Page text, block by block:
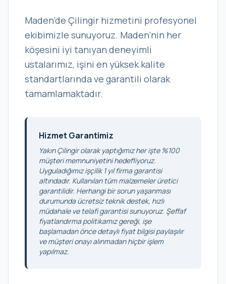
Maden’de Çilingir hizmetini profesyonel
ekibimizle sunuyoruz. Maden’nin her
köşesini iyi tanıyan deneyimli
ustalarımız, işini en yüksek kalite
standartlarında ve garantili olarak
tamamlamaktadır.
Hizmet Garantimiz
Yakın Çilingir olarak yaptığımız her işte %100
müşteri memnuniyetini hedefliyoruz.
Uyguladığımız işçilik 1 yıl firma garantisi
altındadır. Kullanılan tüm malzemeler üretici
garantilidir. Herhangi bir sorun yaşanması
durumunda ücretsiz teknik destek, hızlı
müdahale ve telafi garantisi sunuyoruz. Şeffaf
fiyatlandırma politikamız gereği, işe
başlamadan önce detaylı fiyat bilgisi paylaşılır
ve müşteri onayı alınmadan hiçbir işlem
yapılmaz.